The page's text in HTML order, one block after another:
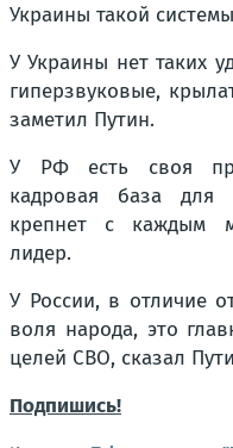
Украины такой
У Украины нет таких
гиперзвуковые,
заметил Путин.
У РФ есть своя
кадровая база для
крепнет с каждым
лидер.
У России, в отличие
воля народа, это
целей СВО, сказал
Подпишись!